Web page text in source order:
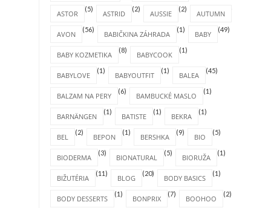
ASTOR
(5)
ASTRID
(2)
AUSSIE
(2)
AUTUMN
AVON
(56)
BABIČKINA ZÁHRADA
(1)
BABY
(49)
BABY KOZMETIKA
(8)
BABYCOOK
(1)
BABYLOVE
(1)
BABYOUTFIT
(1)
BALEA
(45)
BALZAM NA PERY
(6)
BAMBUCKÉ MASLO
(1)
BARNÄNGEN
(1)
BATISTE
(1)
BEKRA
(1)
BEL
(2)
BEPON
(1)
BERSHKA
(9)
BIO
(5)
BIODERMA
(3)
BIONATURAL
(5)
BIORUŽA
(1)
BIŽUTÉRIA
(11)
BLOG
(20)
BODY BASICS
(1)
BODY DESSERTS
(1)
BONPRIX
(7)
BOOHOO
(2)